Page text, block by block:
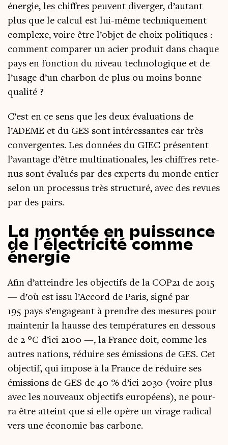
éner­gie, les chiffres peuvent diver­ger, d’autant
plus que le cal­cul est lui-même tech­ni­que­ment
com­plexe, voire être l’objet de choix poli­tiques :
com­ment com­pa­rer un acier pro­duit dans chaque
pays en fonc­tion du niveau tech­no­lo­gique et de
l’usage d’un char­bon de plus ou moins bonne
qualité ?
C’est en ce sens que les deux éva­lua­tions de
l’ADEME et du GES sont inté­res­santes car très
conver­gentes. Les don­nées du GIEC pré­sentent
l’a­van­tage d’être mul­ti­na­tio­nales, les chiffres rete­
nus sont éva­lués par des experts du monde entier
selon un pro­ces­sus très struc­tu­ré, avec des revues
par des pairs.
La montée en puissance
de l’électricitécomme
énergie
Afin d’atteindre les objec­tifs de la COP21 de 2015
— d’où est issu l’Accord de Paris, signé par
195 pays s’engageant à prendre des mesures pour
main­te­nir la hausse des tem­pé­ra­tures en des­sous
de 2 °C d’ici 2100 —, la France doit, comme les
autres nations, réduire ses émis­sions de GES. Cet
objec­tif, qui impose à la France de réduire ses
émis­sions de GES de 40 % d’ici 2030 (voire plus
avec les nou­veaux objec­tifs euro­péens), ne pour­
ra être atteint que si elle opère un virage radi­cal
vers une éco­no­mie bas carbone.